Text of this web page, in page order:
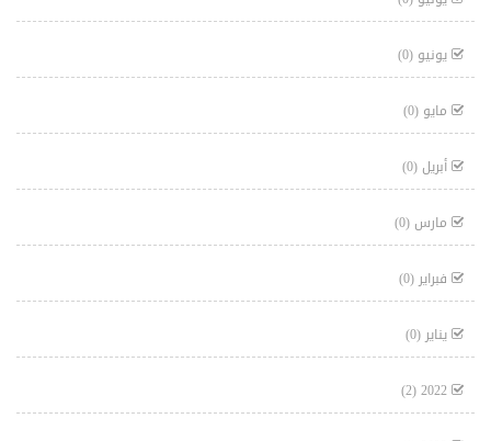
يونيو (0)
مايو (0)
أبريل (0)
مارس (0)
فبراير (0)
يناير (0)
(2)